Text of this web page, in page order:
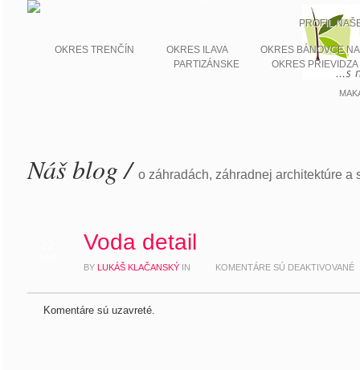
PROFIL
OKRES TRENČÍN OKRES ILAVA
OKRES BÁNOVCE
PARTIZÁNSKE
OKRES PRIEVIDZA
Náš blog / o záhradách, záhradnej architektúre a
Voda detail
BY LUKÁŠ KLAČANSKÝ IN KOMENTÁRE SÚ DEAKTIVOVANÉ
Komentáre sú uzavreté.